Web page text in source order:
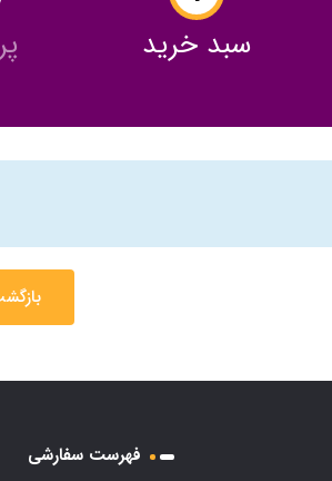
سبد خرید
فهرست سفارشی